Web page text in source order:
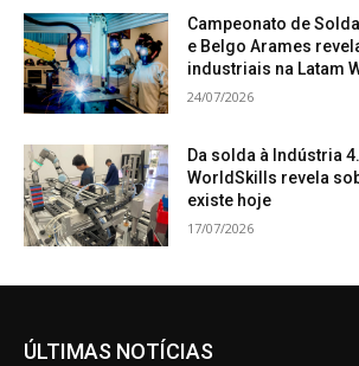
Campeonato de
e Belgo Arames
industriais na Latam
24/07/2026
Da solda à Indústria
WorldSkills revela
existe hoje
17/07/2026
ÚLTIMAS NOTÍCIAS